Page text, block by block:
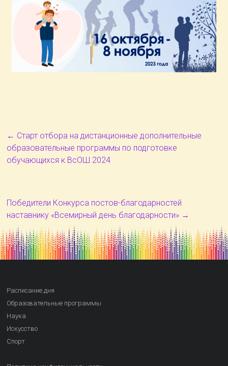
← Старт отбора на дистанционные дополнительные
образовательные программы по подготовке
обучающихся к ВсОШ 2024
Победители Конкурса постов-благодарностей
наставнику «Всемирный день благодарности» →
Расписание дня
Образовательные программы
Наука
Искусство
Спорт